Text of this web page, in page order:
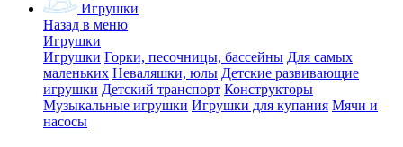
Игрушки
Назад в меню
Игрушки
Игрушки Горки, песочницы, бассейны Для самых
маленьких Неваляшки, юлы Детские развивающие
игрушки Детский транспорт Конструкторы
Музыкальные игрушки Игрушки для купания Мячи и
насосы